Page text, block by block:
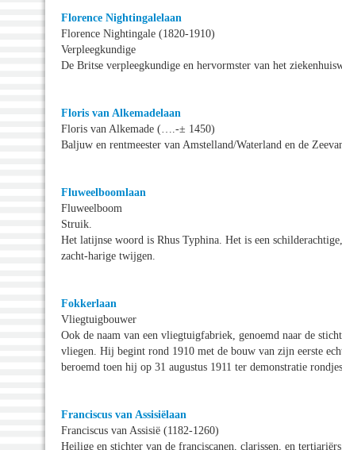
Florence Nightingalelaan
Florence Nightingale (1820-1910)
Verpleegkundige
De Britse verpleegkundige en hervormster van het
Floris van Alkemadelaan
Floris van Alkemade (….-± 1450)
Baljuw en rentmeester van Amstelland/Waterland en de
Fluweelboomlaan
Fluweelboom
Struik.
Het latijnse woord is Rhus Typhina. Het is een
zacht-harige twijgen.
Fokkerlaan
Vliegtuigbouwer
Ook de naam van een vliegtuigfabriek, genoemd naar de
vliegen. Hij begint rond 1910 met de bouw van zijn eerste
beroemd toen hij op 31 augustus 1911 ter demonstratie
Franciscus van Assisiëlaan
Franciscus van Assisië (1182-1260)
Heilige en stichter van de franciscanen, clarissen, en tertiariërs.